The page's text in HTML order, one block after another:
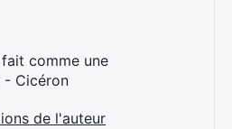
fait comme une
- Cicéron
de l'auteur